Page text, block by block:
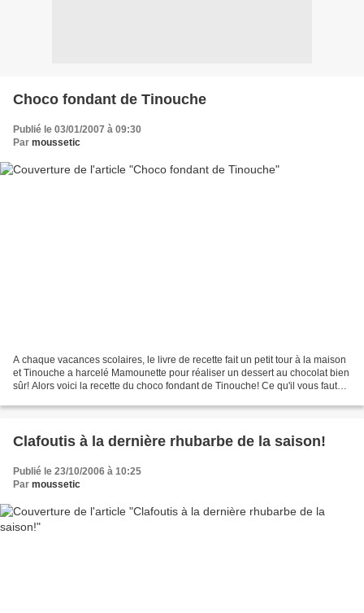
Choco fondant de Tinouche
Publié le 03/01/2007 à 09:30
Par moussetic
A chaque vacances scolaires, le livre de recette fait un petit tour à la maison
et Tinouche a harcelé Mamounette pour réaliser un dessert au chocolat bien
sûr! Alors voici la recette du choco fondant de Tinouche! Ce qu'il vous faut
Clafoutis à la dernière rhubarbe de la saison!
Publié le 23/10/2006 à 10:25
Par moussetic